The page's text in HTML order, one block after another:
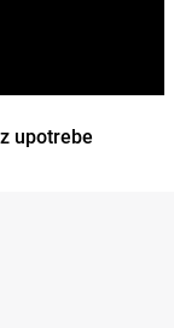
upotrebe